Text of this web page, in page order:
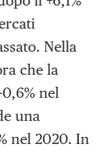
Nella
che la
nel
una
nel 2020. In